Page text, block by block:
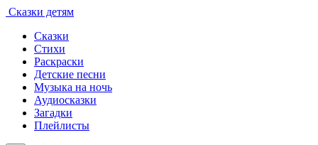
Сказки детям
Сказки
Стихи
Раскраски
Детские песни
Музыка на ночь
Аудиосказки
Загадки
Плейлисты